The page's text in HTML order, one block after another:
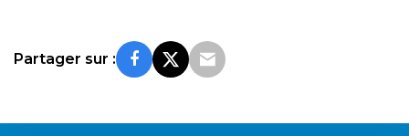
Partager sur :